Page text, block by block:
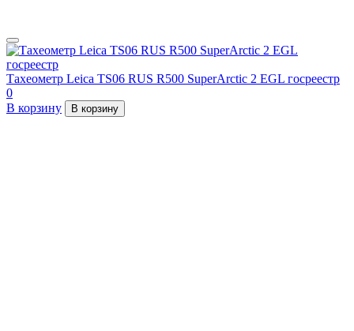
Тахеометр Leica TS06 RUS R500 SuperArctic 2 EGL госреестр
0
В корзину
В корзину